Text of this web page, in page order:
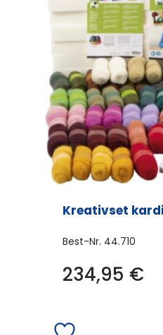
Kreativset
Best-Nr. 44.710
234,95 €